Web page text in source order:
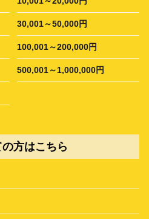
30,001～50,000円
100,001～200,000円
500,001～1,000,000円
方はこちら